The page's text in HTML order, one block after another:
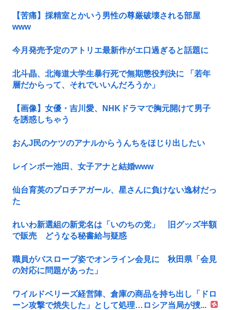
【苦痛】採精室とかいう男性の尊厳破壊される部屋
www
今月発売予定のアトリエ最新作がエ口過ぎると話題に
北斗晶、北海道大学生暴行死で無期懲役判決に 「若年
層だからって、それでいいんだろうか」
【画像】女優・吉川愛、NHKドラマで胸元開けて男子
を誘惑しちゃう
おんJ民のケツのアナルからうんちをほじり出したい
レインボー池田、女子アナと結婚www
仙台育英のプロチアガール、星さんに負けない逸材だっ
た
れいわ新選組の新党名は「いのちの党」 旧グッズ半額
で販売 どうなる秘書給与疑惑
職員がバスローブ姿でオンライン会見に 秋田県「会見
の対応に問題があった」
ワイルドベリーズ経営陣、倉庫の商品を持ち出し「ドロ
ーン攻撃で焼失した」として処理…ロシア当局が捜...